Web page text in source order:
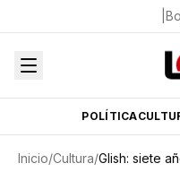
POLÍTICA
Inicio/Cultura/